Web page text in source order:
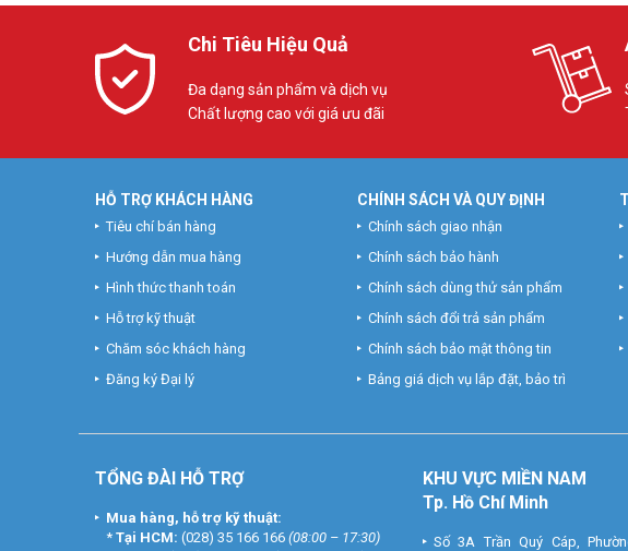
Chi Tiêu Hiệu Quả
Đa dạng sản phẩm và dịch vụ
Chất lượng cao với giá ưu đãi
HỖ TRỢ KHÁCH HÀNG
Tiêu chí bán hàng
Hướng dẫn mua hàng
Hình thức thanh toán
Hỗ trợ kỹ thuật
Chăm sóc khách hàng
Đăng ký Đại lý
CHÍNH SÁCH VÀ QUY ĐỊNH
Chính sách giao nhận
Chính sách bảo hành
Chính sách dùng thử sản phẩm
Chính sách đổi trả sản phẩm
Chính sách bảo mật thông tin
Bảng giá dịch vụ lắp đặt, bảo trì
TỔNG ĐÀI HỖ TRỢ
Mua hàng, hỗ trợ kỹ thuật:
* Tại HCM: (028) 35 166 166 (08:00 – 17:30)
KHU VỰC MIỀN NAM
Tp. Hồ Chí Minh
Số 3A Trần Quý Cáp,